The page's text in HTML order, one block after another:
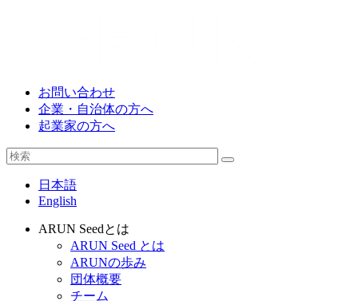
お問い合わせ
企業・自治体の方へ
起業家の方へ
日本語
English
ARUN Seedとは
ARUN Seed とは
ARUNの歩み
団体概要
チーム